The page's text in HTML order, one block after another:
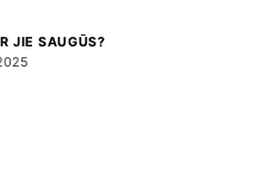
JIE SAUGŪS?